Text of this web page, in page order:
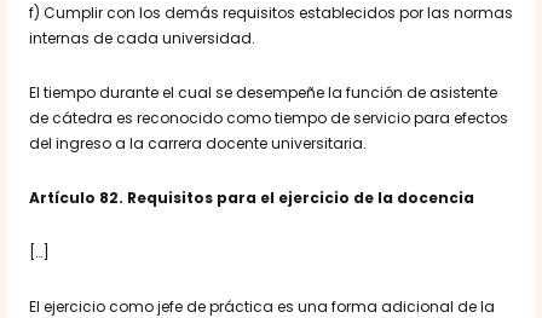
f) Cumplir con los demás requisitos establecidos por las normas
internas de cada universidad.
El tiempo durante el cual se desempeñe la función de asistente
de cátedra es reconocido como tiempo de servicio para efectos
del ingreso a la carrera docente universitaria.
Artículo 82. Requisitos para el ejercicio de la docencia
[…]
El ejercicio como jefe de práctica es una forma adicional de la